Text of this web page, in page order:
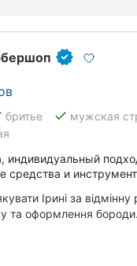
бритье done мужская
индивидуальный
средства и
Ірині за відмінну
та оформлення бороди.